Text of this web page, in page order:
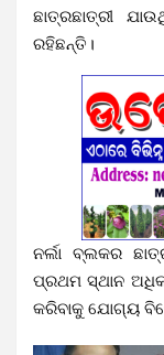
ଛାତ୍ରଛାତ୍ରୀ
ରହିଛନ୍ତି।
ନର୍ଲା ବ୍ଲକର
ପ୍ରଥମ ସ୍ଥାନ
କରିବାକୁ ଯୋଗ୍ୟ